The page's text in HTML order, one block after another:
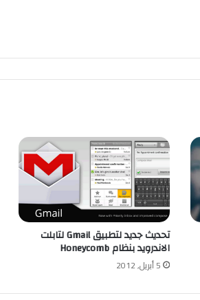
تحديث جديد لتطبيق Gmail لتابلت
الاندرويد بنظام Honeycomb
5 أبريل, 2012